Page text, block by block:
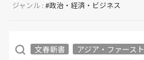
ジャンル :#政治・経済・ビジネス
文春新書
アジア・ファースト